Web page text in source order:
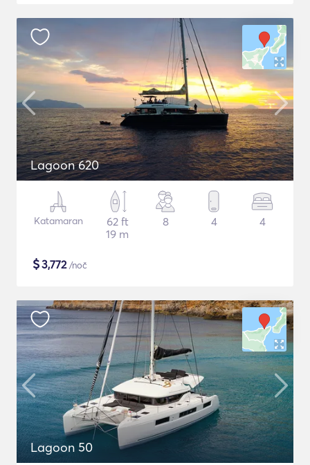
Lagoon 620
Katamaran
62 ft
19 m
8 4 4
$3,772/noč
Lagoon 50